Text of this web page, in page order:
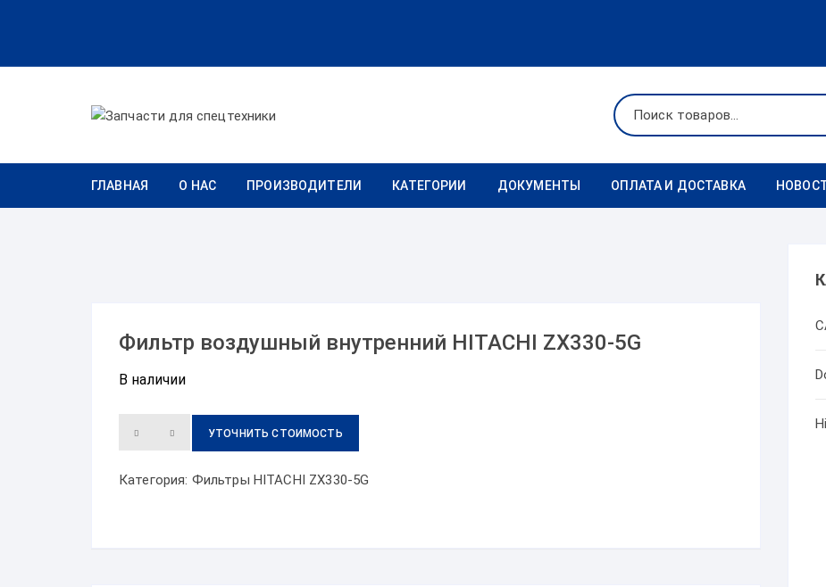
ГЛАВНАЯ О НАС ПРОИЗВОДИТЕЛИ КАТЕГОРИИ ДОКУМЕНТЫ ОПЛАТА И ДОСТАВКА
Фильтр воздушный внутренний HITACHI ZX330-5G
В наличии
УТОЧНИТЬ СТОИМОСТЬ
Категория: Фильтры HITACHI ZX330-5G